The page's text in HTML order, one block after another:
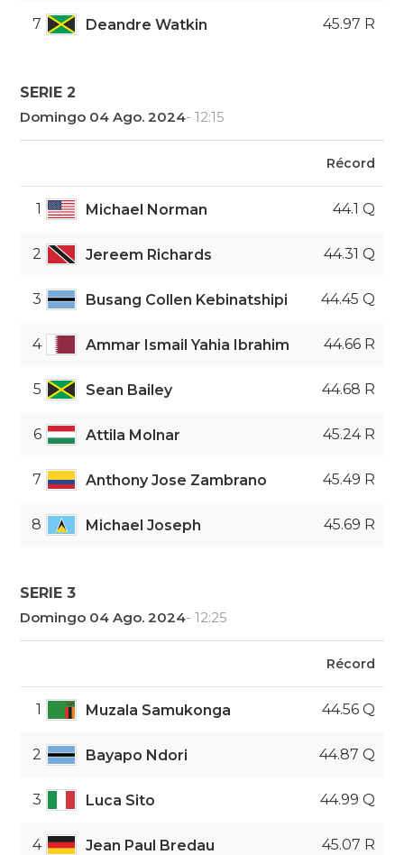
7 Deandre Watkin 45.97 R
SERIE 2
Domingo 04 Ago. 2024- 12:15
Récord
1 Michael Norman 44.1 Q
2 Jereem Richards 44.31 Q
3 Busang Collen Kebinatshipi 44.45 Q
4 Ammar Ismail Yahia Ibrahim 44.66 R
5 Sean Bailey 44.68 R
6 Attila Molnar 45.24 R
7 Anthony Jose Zambrano 45.49 R
8 Michael Joseph 45.69 R
SERIE 3
Domingo 04 Ago. 2024- 12:25
Récord
1 Muzala Samukonga 44.56 Q
2 Bayapo Ndori 44.87 Q
3 Luca Sito 44.99 Q
4 Jean Paul Bredau 45.07 R